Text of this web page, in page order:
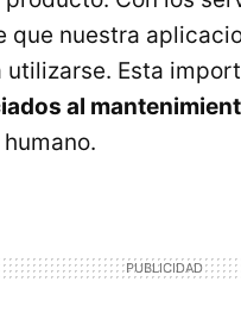
que nuestra
utilizarse. Esta
al